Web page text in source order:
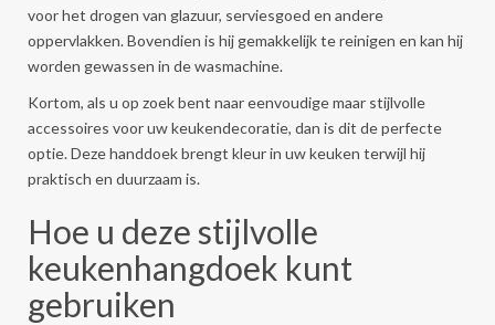
voor het drogen van glazuur, serviesgoed en andere
oppervlakken. Bovendien is hij gemakkelijk te reinigen en kan hij
worden gewassen in de wasmachine.
Kortom, als u op zoek bent naar eenvoudige maar stijlvolle
accessoires voor uw keukendecoratie, dan is dit de perfecte
optie. Deze handdoek brengt kleur in uw keuken terwijl hij
praktisch en duurzaam is.
Hoe u deze stijlvolle
keukenhangdoek kunt
gebruiken